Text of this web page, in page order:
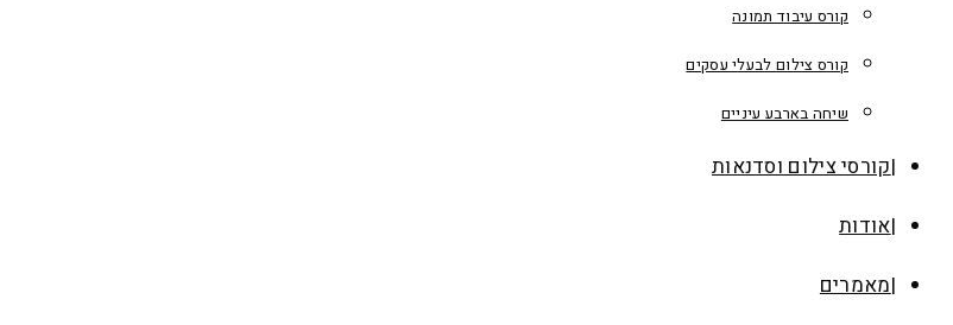
קורס עיבוד תמונה
קורס צילום לבעלי עסקים
שיחה בארבע עיניים
קורסי צילום וסדנאות
אודות
מאמרים